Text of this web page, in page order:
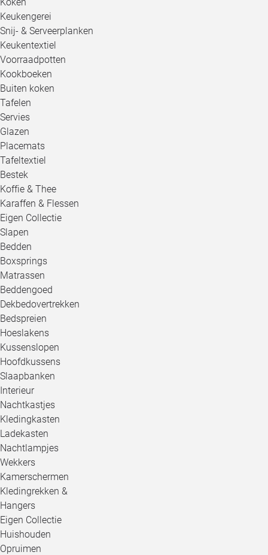
Keukengerei
Snij- & Serveerplanken
Keukentextiel
Voorraadpotten
Kookboeken
Buiten koken
Tafelen
Servies
Glazen
Placemats
Tafeltextiel
Bestek
Koffie & Thee
Karaffen & Flessen
Eigen Collectie
Slapen
Bedden
Boxsprings
Matrassen
Beddengoed
Dekbedovertrekken
Bedspreien
Hoeslakens
Kussenslopen
Hoofdkussens
Slaapbanken
Interieur
Nachtkastjes
Kledingkasten
Ladekasten
Nachtlampjes
Wekkers
Kamerschermen
Kledingrekken &
Hangers
Eigen Collectie
Huishouden
Opruimen